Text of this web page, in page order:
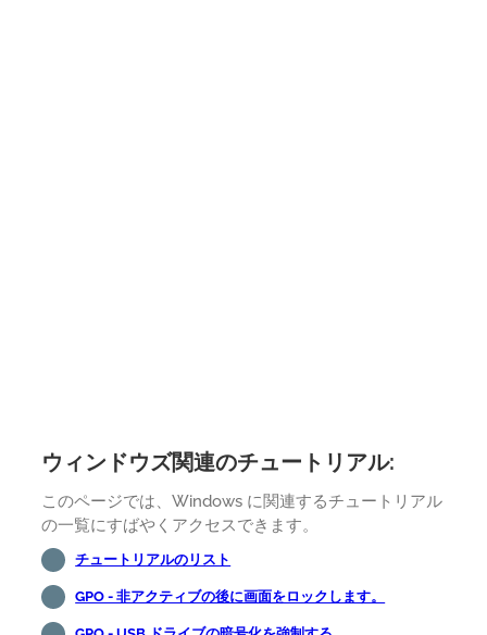
ウィンドウズ関連のチュートリアル:
このページでは、Windows に関連するチュートリアル
の一覧にすばやくアクセスできます。
チュートリアルのリスト
GPO - 非アクティブの後に画面をロックします。